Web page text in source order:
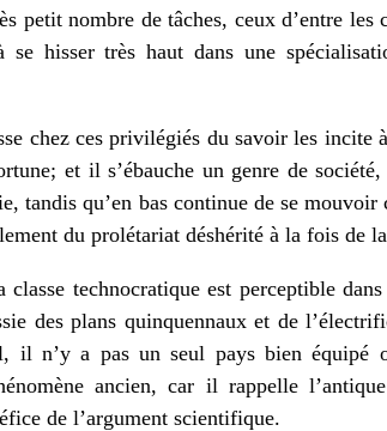
petit nombre de tâches, ceux d’entre les
hisser très haut dans une
chez ces privilégiés du savoir les incite
et il s’ébauche un genre de
tandis qu’en bas continue de se mouvoir
du prolétariat déshérité à la fois de
classe technocratique est perceptible
des plans quinquennaux et de
il n’y a pas un seul pays bien équipé
ancien, car il rappelle
de l’argument scientifique.